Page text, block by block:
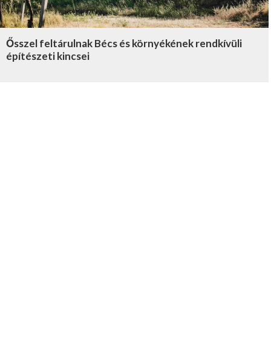
Ősszel feltárulnak Bécs és környékének rendkívüli
építészeti kincsei